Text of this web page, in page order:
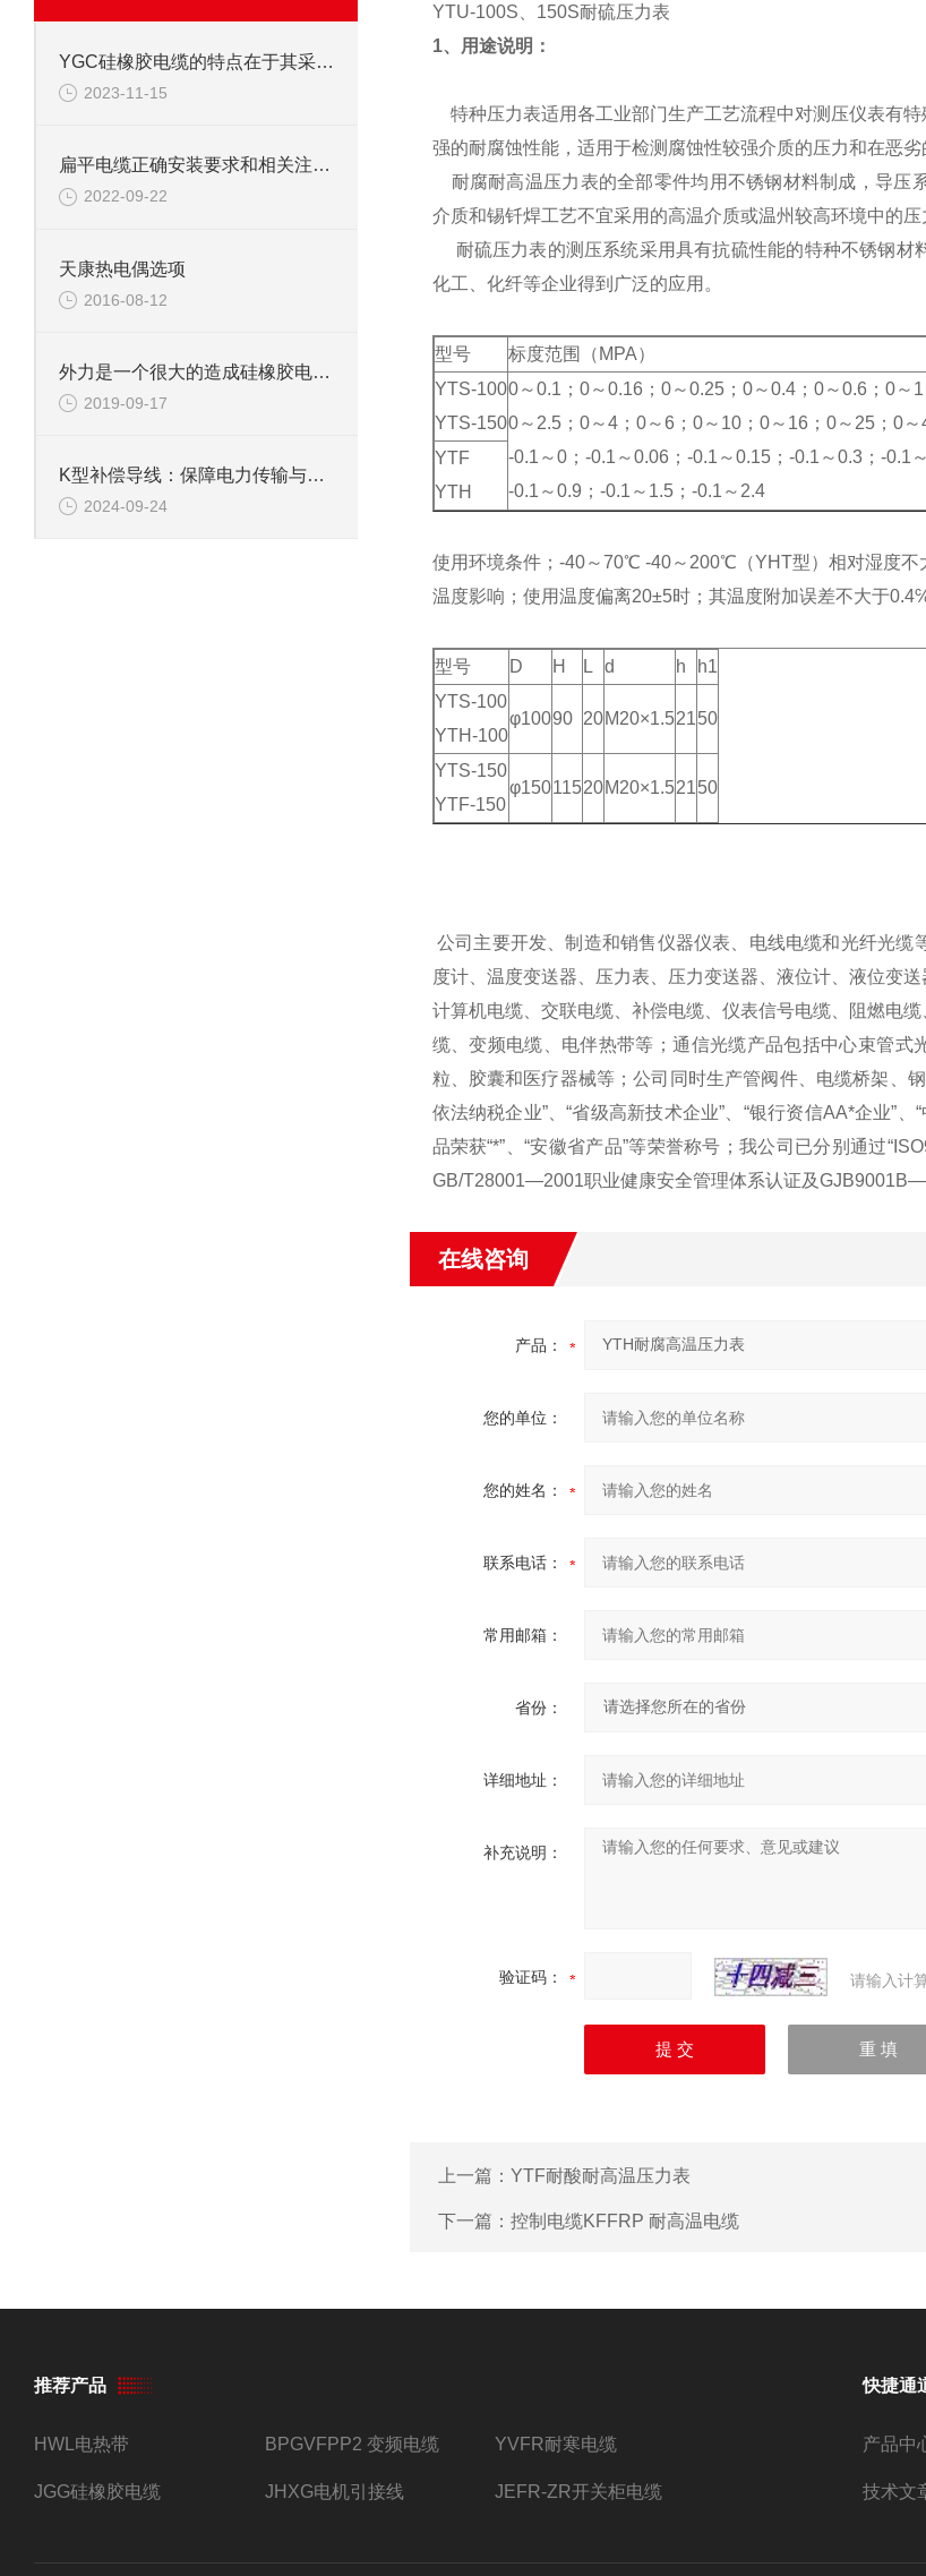
YGC硅橡胶电缆的特点在于其采用硅橡胶作为绝缘材料
2023-11-15
扁平电缆正确安装要求和相关注意事项有那些?
2022-09-22
天康热电偶选项
2016-08-12
外力是一个很大的造成硅橡胶电缆破损的因素
2019-09-17
K型补偿导线：保障电力传输与温度测量的关键技术
2024-09-24
YTU-100S、150S耐硫压力表
1、用途说明：
特种压力表适用各工业部门生产工艺流程中对测压仪表有
强的耐腐蚀性能，适用于检测腐蚀性较强介质的压力和在恶
耐腐耐高温压力表的全部零件均用不锈钢材料制成，导压
介质和锡钎焊工艺不宜采用的高温介质或温州较高环境中的
耐硫压力表的测压系统采用具有抗硫性能的特种不锈钢材
化工、化纤等企业得到广泛的应用。
型号 标度范围（MPA）
YTS-100
YTS-150
0～0.1；0～0.16；0～0.25；0～0.4；0～0.6；0～
0～2.5；0～4；0～6；0～10；0～16；0～25；0
-0.1～0；-0.1～0.06；-0.1～0.15；-0.1～0.3；-0.1
-0.1～0.9；-0.1～1.5；-0.1～2.4
YTF
YTH
使用环境条件；-40～70℃ -40～200℃（YHT型）相对湿度
温度影响；使用温度偏离20±5时；其温度附加误差不大于
型号 D H L d h
h1
YTS-100
YTH-100
φ10090 20 M20×1.52150
YTS-150
YTF-150
φ15011520 M20×1.52150
公司主要开发、制造和销售仪器仪表、电线电缆和光纤光
度计、温度变送器、压力表、压力变送器、液位计、液位变
计算机电缆、交联电缆、补偿电缆、仪表信号电缆、阻燃电
缆、变频电缆、电伴热带等；通信光缆产品包括中心束管
粒、胶囊和医疗器械等；公司同时生产管阀件、电缆桥架、
依法纳税企业”、“省级高新技术企业”、“银行资信AA*企业”、
品荣获“*”、“安徽省产品”等荣誉称号；我公司已分别通过
GB/T28001—2001职业健康安全管理体系认证及
在线咨询
产品：
您的单位：
您的姓名：
联系电话：
常用邮箱：
省份：
详细地址：
补充说明：
验证码： 请输入计
上一篇： YTF耐酸耐高温压力表
下一篇： 控制电缆KFFRP 耐高温电缆
推荐产品
HWL电热带 BPGVFPP2 变频电缆 YVFR耐寒电缆
JGG硅橡胶电缆 JHXG电机引接线 JEFR-ZR开关柜电缆
快捷通
产品中
技术文